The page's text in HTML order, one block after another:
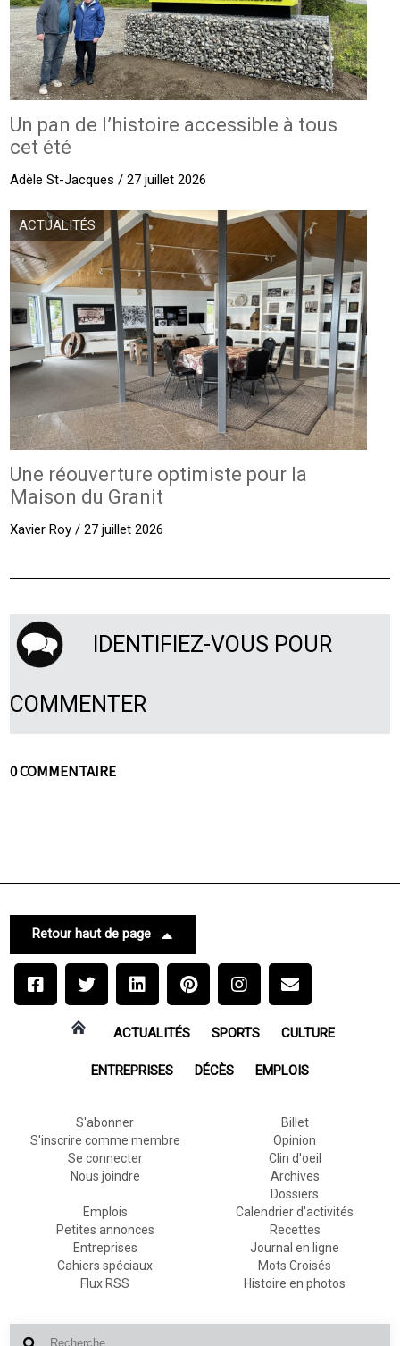
Un pan de l’histoire accessible à tous
cet été
Adèle St-Jacques / 27 juillet 2026
ACTUALITÉS
Une réouverture optimiste pour la
Maison du Granit
Xavier Roy / 27 juillet 2026
IDENTIFIEZ-VOUS POUR
COMMENTER
0 COMMENTAIRE
Retour haut de page
ACTUALITÉS SPORTS CULTURE
ENTREPRISES DÉCÈS EMPLOIS
S'abonner
S'inscrire comme membre
Se connecter
Nous joindre
Billet
Opinion
Clin d'oeil
Archives
Dossiers
Emplois
Petites annonces
Entreprises
Cahiers spéciaux
Flux RSS
Calendrier d'activités
Recettes
Journal en ligne
Mots Croisés
Histoire en photos